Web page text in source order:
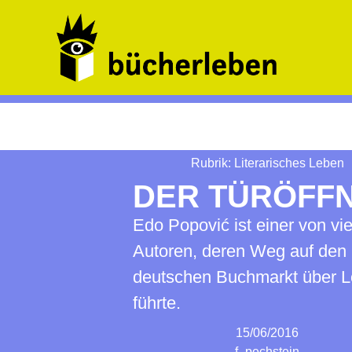
Rubrik: Literarisches Leben
DER
Edo Popović ist einer von
Autoren, deren Weg auf den
deutschen Buchmarkt über
führte.
15/06/2016